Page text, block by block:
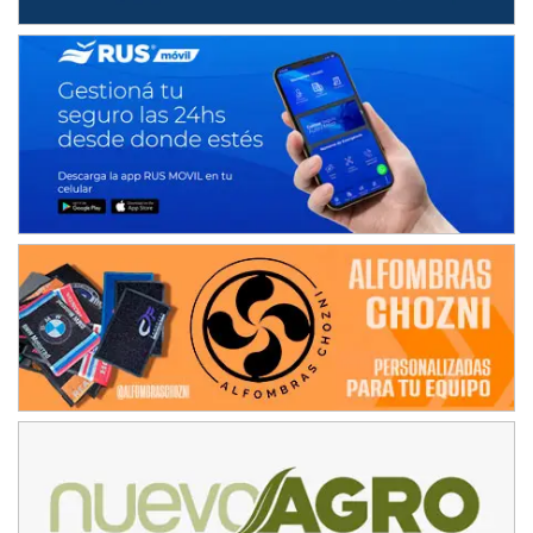
APAK - F6
Ciudad de Zárate (Asfalto)
Zárate (Buenos Aires)
PROKART METROPOLITANO - F1
Rubén Luis Di Palma (Asfalto)
Ciudad Evita (Buenos Aires)
AKPS - F6
Kartódromo AKPS (Asfalto)
Comodoro Rivadavia (Chubut)
CORDOBES ASFALTO - F7
Complejo Valentín Lauret (Tierra)
Colonia Caroya (Córdoba)
Parque de la Velocidad (Asfalto)
Villaguay (Entre Ríos)